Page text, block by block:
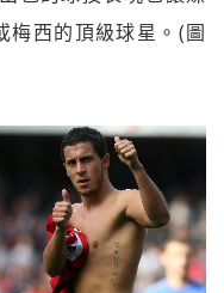
梅西的頂級球星。(圖